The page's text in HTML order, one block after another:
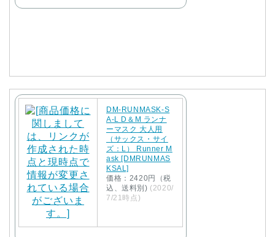
DM-RUNMASK-S
A-L D＆M ランナ
ーマスク 大人用
（サックス・サイ
ズ：L） Runner M
ask [DMRUNMAS
KSAL]
価格：2420円（税
込、送料別) (2020/
7/21時点)